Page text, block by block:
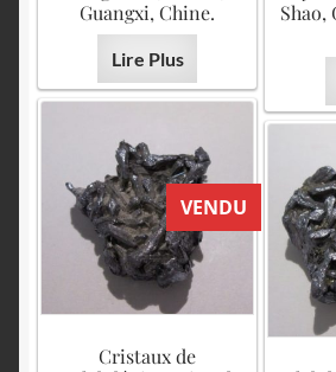
Guangxi, Chine.
Lire Plus
Shao,
VENDU
Cristaux de